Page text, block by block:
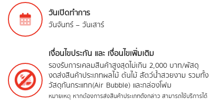
วันเปิดทำการ
วันจันทร์ – วันเสาร์
เงื่อนไขประกัน และ เงื่อนไขเพิ่มเติม
รองรับการเคลมสินค้าสูงสุดไม่เกิน 2,000 บาท/พัสดุ
งดส่งสินค้าประเภทผลไม้ ต้นไม้ สัตว์น้ำสวยงาม รวมทั้ง
วัสดุกันกระแทก(Air Bubble) และกล่องโฟม
หมายเหตุ หากต้องการส่งสินค้าประเภทดังกล่าว สามารถใช้บริการได้